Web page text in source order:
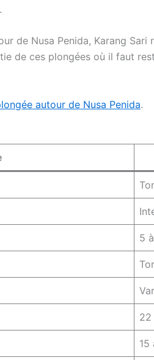
de Nusa Penida, Karang
de ces plongées où il faut
autour de Nusa Penida.
5
22
15